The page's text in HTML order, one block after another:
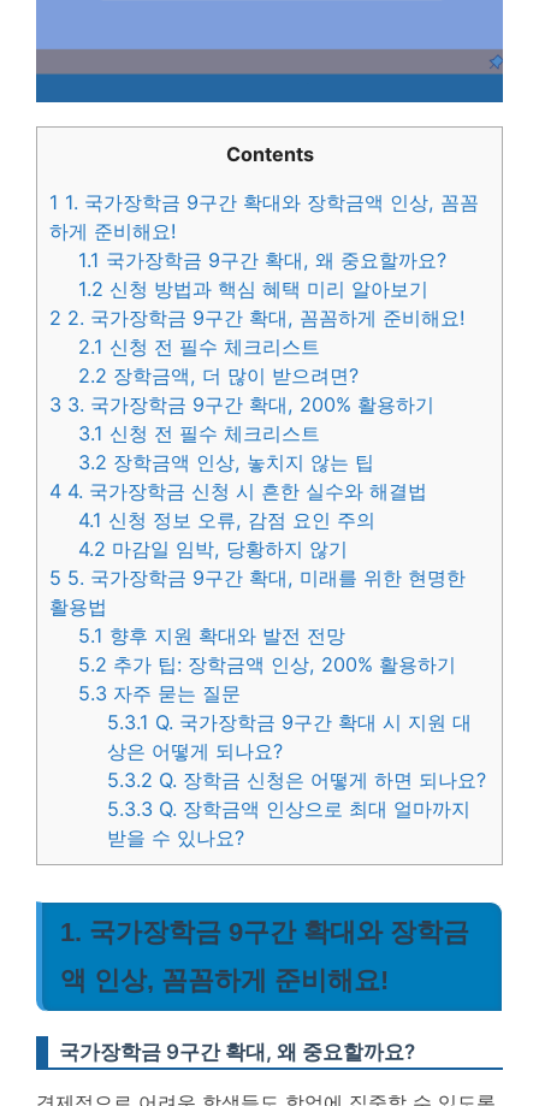
Contents
1 1. 국가장학금 9구간 확대와 장학금액 인상, 꼼꼼
하게 준비해요!
1.1 국가장학금 9구간 확대, 왜 중요할까요?
1.2 신청 방법과 핵심 혜택 미리 알아보기
2 2. 국가장학금 9구간 확대, 꼼꼼하게 준비해요!
2.1 신청 전 필수 체크리스트
2.2 장학금액, 더 많이 받으려면?
3 3. 국가장학금 9구간 확대, 200% 활용하기
3.1 신청 전 필수 체크리스트
3.2 장학금액 인상, 놓치지 않는 팁
4 4. 국가장학금 신청 시 흔한 실수와 해결법
4.1 신청 정보 오류, 감점 요인 주의
4.2 마감일 임박, 당황하지 않기
5 5. 국가장학금 9구간 확대, 미래를 위한 현명한
활용법
5.1 향후 지원 확대와 발전 전망
5.2 추가 팁: 장학금액 인상, 200% 활용하기
5.3 자주 묻는 질문
5.3.1 Q. 국가장학금 9구간 확대 시 지원 대
상은 어떻게 되나요?
5.3.2 Q. 장학금 신청은 어떻게 하면 되나요?
5.3.3 Q. 장학금액 인상으로 최대 얼마까지
받을 수 있나요?
1. 국가장학금 9구간 확대와 장학금
액 인상, 꼼꼼하게 준비해요!
국가장학금 9구간 확대, 왜 중요할까요?